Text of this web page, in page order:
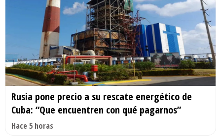
Rusia pone precio a su rescate energético de
Cuba: “Que encuentren con qué pagarnos”
Hace 5 horas